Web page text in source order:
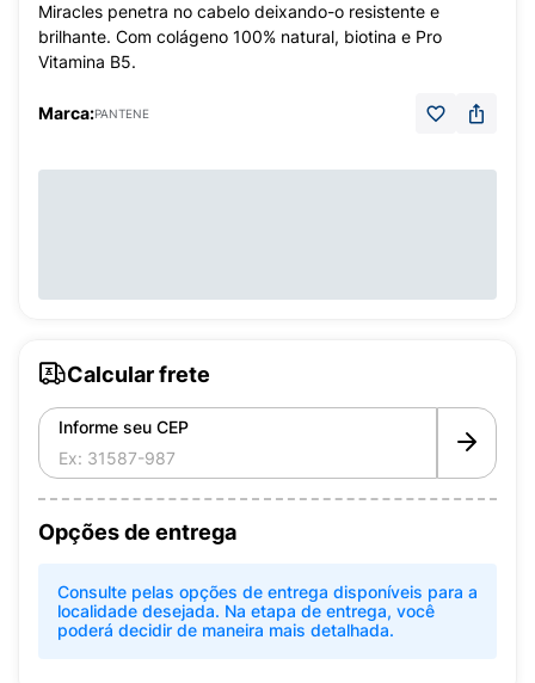
Miracles penetra no cabelo deixando-o resistente e
brilhante. Com colágeno 100% natural, biotina e Pro
Vitamina B5.
Marca:PANTENE
Calcular frete
Informe seu CEP
Opções de entrega
Consulte pelas opções de entrega disponíveis para a
localidade desejada. Na etapa de entrega, você
poderá decidir de maneira mais detalhada.